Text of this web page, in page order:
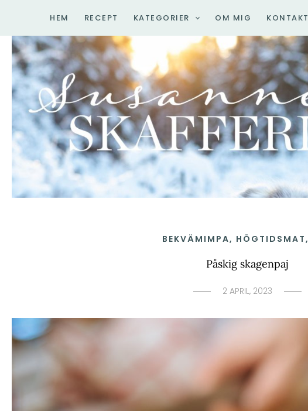
innehåll
HEM RECEPT KATEGORIER OM MIG KONTAKT
BEKVÄMIMPA, HÖGTIDSMAT,
Påskig skagenpaj
2 APRIL, 2023